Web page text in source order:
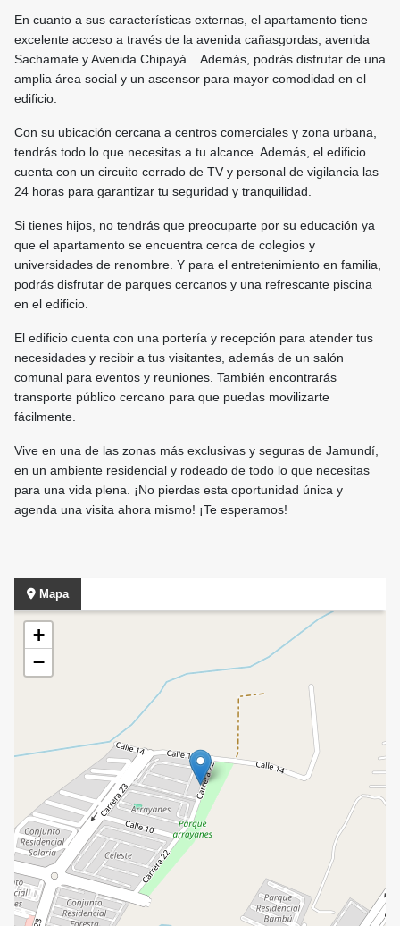
En cuanto a sus características externas, el apartamento tiene
excelente acceso a través de la avenida cañasgordas, avenida
Sachamate y Avenida Chipayá... Además, podrás disfrutar de una
amplia área social y un ascensor para mayor comodidad en el
edificio.
Con su ubicación cercana a centros comerciales y zona urbana,
tendrás todo lo que necesitas a tu alcance. Además, el edificio
cuenta con un circuito cerrado de TV y personal de vigilancia las
24 horas para garantizar tu seguridad y tranquilidad.
Si tienes hijos, no tendrás que preocuparte por su educación ya
que el apartamento se encuentra cerca de colegios y
universidades de renombre. Y para el entretenimiento en familia,
podrás disfrutar de parques cercanos y una refrescante piscina
en el edificio.
El edificio cuenta con una portería y recepción para atender tus
necesidades y recibir a tus visitantes, además de un salón
comunal para eventos y reuniones. También encontrarás
transporte público cercano para que puedas movilizarte
fácilmente.
Vive en una de las zonas más exclusivas y seguras de Jamundí,
en un ambiente residencial y rodeado de todo lo que necesitas
para una vida plena. ¡No pierdas esta oportunidad única y
agenda una visita ahora mismo! ¡Te esperamos!
Mapa
+
−